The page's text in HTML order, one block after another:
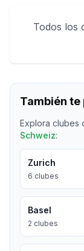
Todos los
También
Explora clubes
Schweiz:
Zurich
6 clubes
Basel
2 clubes